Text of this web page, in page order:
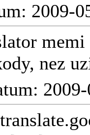
2009-
nez